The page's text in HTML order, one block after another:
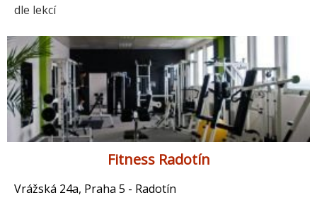
dle lekcí
Fitness Radotín
Vrážská 24a, Praha 5 - Radotín